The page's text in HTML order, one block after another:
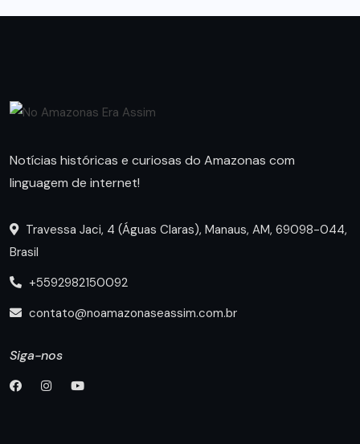
Notícias históricas e curiosas do Amazonas com
linguagem de internet!
Travessa Jaci, 4 (Águas Claras), Manaus, AM, 69098-044,
Brasil
+5592982150092
contato@noamazonaseassim.com.br
Siga-nos